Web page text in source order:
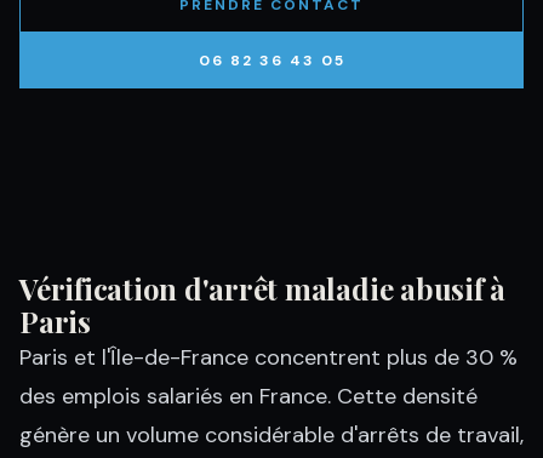
PRENDRE CONTACT
06 82 36 43 05
Vérification d'arrêt maladie abusif à
Paris
Paris et l'Île-de-France concentrent plus de 30 %
des emplois salariés en France. Cette densité
génère un volume considérable d'arrêts de travail,